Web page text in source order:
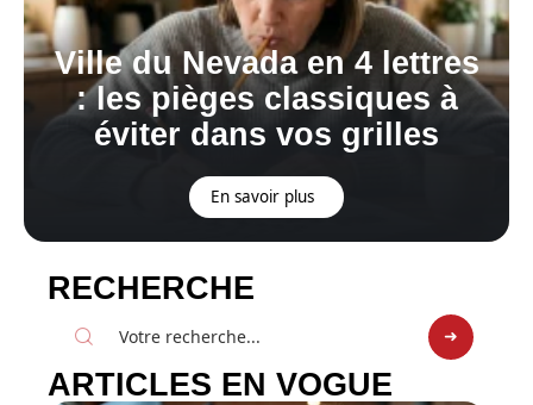
Ville du Nevada en 4 lettres
: les pièges classiques à
éviter dans vos grilles
En savoir plus
RECHERCHE
ARTICLES EN VOGUE